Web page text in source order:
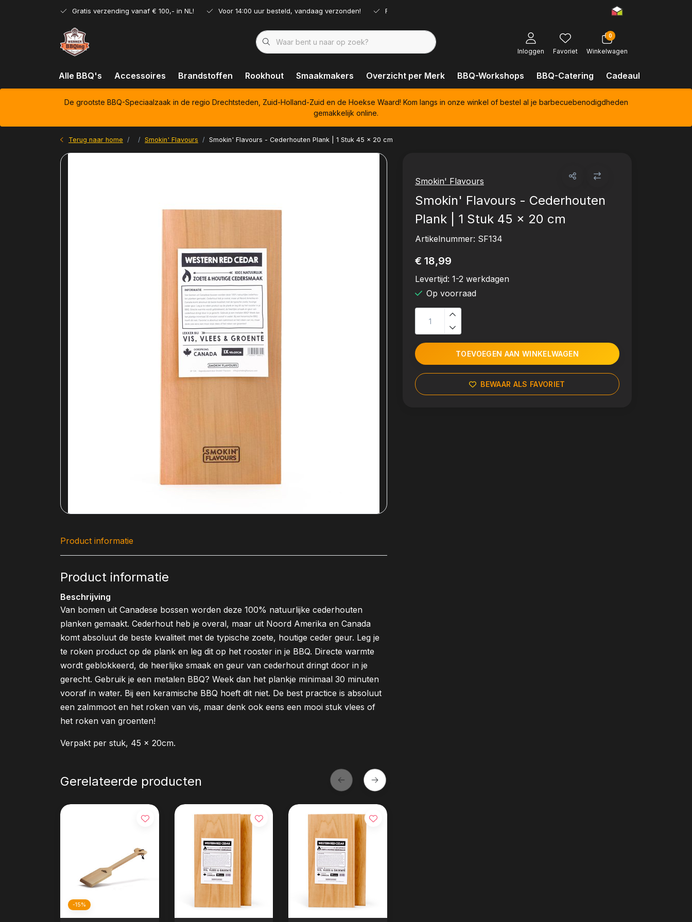
Gratis verzending vanaf € 100,- in NL! Voor 14:00 uur besteld, vandaag verzonden! Ruim assortiment!
Inloggen Favoriet
0
Winkelwagen
Alle BBQ's Accessoires Brandstoffen Rookhout Smaakmakers Overzicht per Merk BBQ-Workshops BBQ-Catering Cadeaubonnen
De grootste BBQ-Speciaalzaak in de regio Drechtsteden, Zuid-Holland-Zuid en de Hoekse Waard! Kom langs in onze winkel of bestel al je barbecuebenodigdheden
gemakkelijk online.
Terug naar home Smokin' Flavours Smokin' Flavours - Cederhouten Plank | 1 Stuk 45 x 20 cm
Smokin' Flavours
Smokin' Flavours - Cederhouten
Plank | 1 Stuk 45 x 20 cm
Artikelnummer: SF134
€ 18,99
Levertijd: 1-2 werkdagen
Op voorraad
TOEVOEGEN AAN WINKELWAGEN
BEWAAR ALS FAVORIET
Product informatie
Product informatie
Beschrijving
Van bomen uit Canadese bossen worden deze 100% natuurlijke cederhouten
planken gemaakt. Cederhout heb je overal, maar uit Noord Amerika en Canada
komt absoluut de beste kwaliteit met de typische zoete, houtige ceder geur. Leg je
te roken product op de plank en leg dit op het rooster in je BBQ. Directe warmte
wordt geblokkeerd, de heerlijke smaak en geur van cederhout dringt door in je
gerecht. Gebruik je een metalen BBQ? Week dan het plankje minimaal 30 minuten
vooraf in water. Bij een keramische BBQ hoeft dit niet. De best practice is absoluut
een zalmmoot en het roken van vis, maar denk ook eens een mooi stuk vlees of
het roken van groenten!
Verpakt per stuk, 45 x 20cm.
Gerelateerde producten
-15%